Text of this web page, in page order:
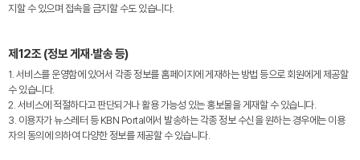
지할 수 있으며 접속을 금지할 수도 있습니다.
제12조 (정보 게재·발송 등)
1. 서비스를 운영함에 있어서 각종 정보를 홈페이지에 게재하는 방법 등으로 회원에게 제공할
수 있습니다.
2. 서비스에 적절하다고 판단되거나 활용 가능성 있는 홍보물을 게재할 수 있습니다.
3. 이용자가 뉴스레터 등 KBN Portal에서 발송하는 각종 정보 수신을 원하는 경우에는 이용
자의 동의에 의하여 다양한 정보를 제공할 수 있습니다.